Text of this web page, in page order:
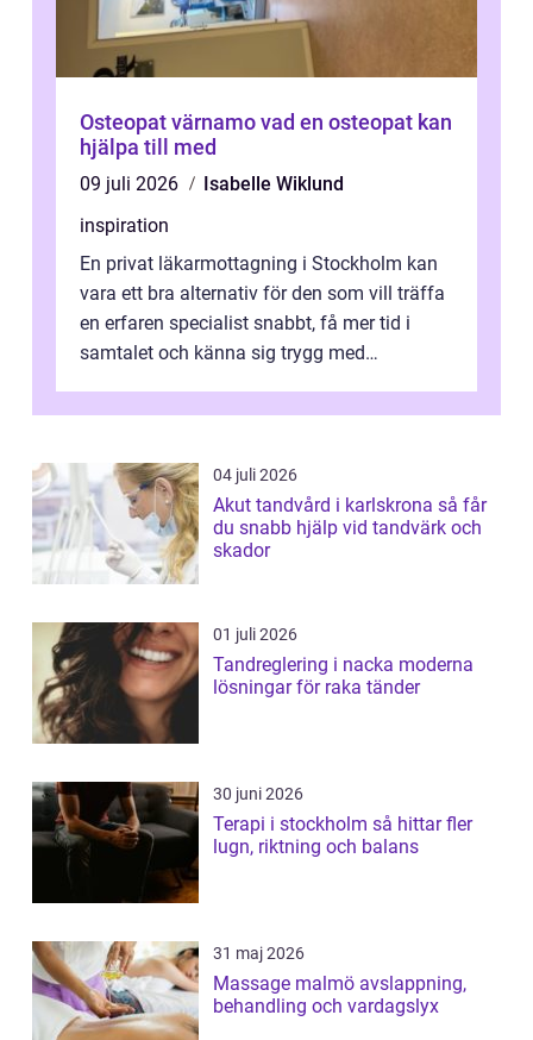
Osteopat värnamo vad en osteopat kan
hjälpa till med
09 juli 2026
Isabelle Wiklund
inspiration
En privat läkarmottagning i Stockholm kan
vara ett bra alternativ för den som vill träffa
en erfaren specialist snabbt, få mer tid i
samtalet och känna sig trygg med
04 juli 2026
Akut tandvård i karlskrona så får
du snabb hjälp vid tandvärk och
skador
01 juli 2026
Tandreglering i nacka moderna
lösningar för raka tänder
30 juni 2026
Terapi i stockholm så hittar fler
lugn, riktning och balans
31 maj 2026
Massage malmö avslappning,
behandling och vardagslyx